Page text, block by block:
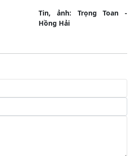
Tin, ảnh: Trọng Toan -
Hồng Hải